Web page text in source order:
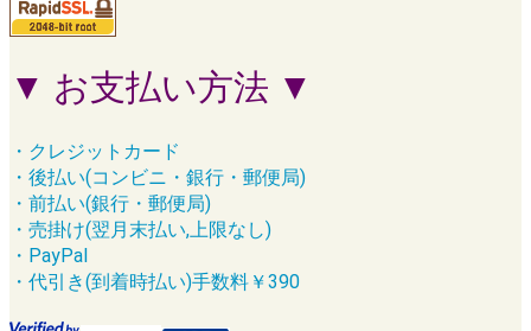
▼ お支払い方法 ▼
・クレジットカード
・後払い(コンビニ・銀行・郵便局)
・前払い(銀行・郵便局)
・売掛け(翌月末払い,上限なし)
・PayPal
・代引き(到着時払い)手数料￥390